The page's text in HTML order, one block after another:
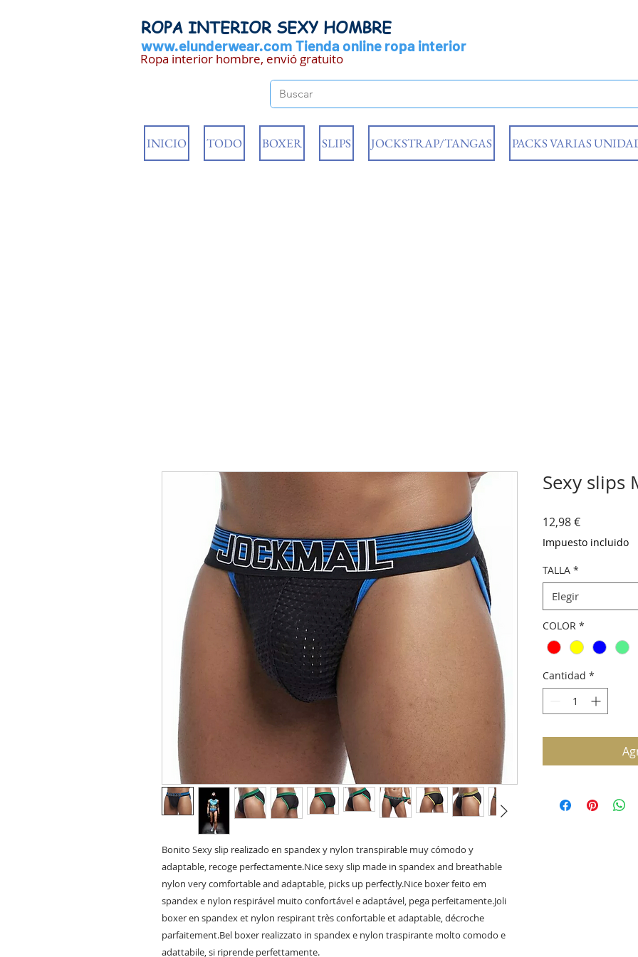
ROPA INTERIOR SEXY HOMBRE
www.elunderwear.com Tienda online ropa interior
Ropa interior hombre, envió gratuito
INICIO TODO BOXER SLIPS JOCKSTRAP/TANGAS PACKS VARIAS
Bonito Sexy slip realizado en spandex y nylon transpirable muy cómodo y
adaptable, recoge perfectamente.Nice sexy slip made in spandex and breathable
nylon very comfortable and adaptable, picks up perfectly.Nice boxer feito em
spandex e nylon respirável muito confortável e adaptável, pega perfeitamente.Joli
boxer en spandex et nylon respirant très confortable et adaptable, décroche
parfaitement.Bel boxer realizzato in spandex e nylon traspirante molto comodo e
adattabile, si riprende perfettamente.
Sexy slips
12,98 €Precio
Impuesto incluido
TALLA *
Elegir
COLOR *
Cantidad *